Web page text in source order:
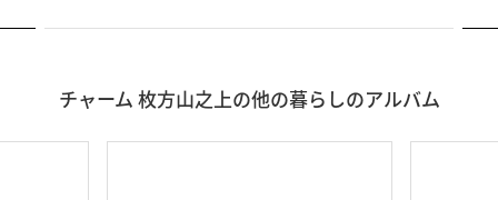
チャーム 枚方山之上の他の暮らしのアルバム